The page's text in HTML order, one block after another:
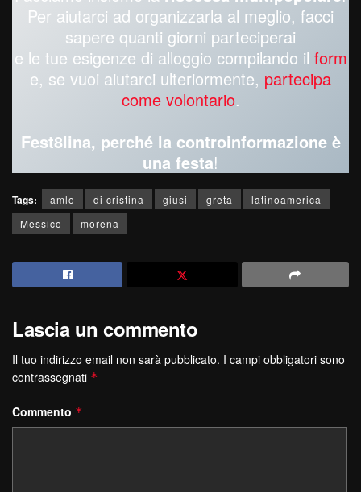
Per aiutarci ad organizzarla al meglio, facci
sapere quanti giorni parteciperai
e le tue esigenze di alloggio compilando il form
e, se vuoi aiutarci ulteriormente, partecipa
come volontario.
Fest8lina, perché la controinformazione è
una festa!
Tags: amlo di cristina giusi greta
latinoamerica
Messico
morena
Lascia un commento
Il tuo indirizzo email non sarà pubblicato. I campi obbligatori sono
contrassegnati *
Commento *